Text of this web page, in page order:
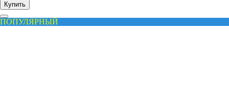
Купить
ПОПУЛЯРНЫЙ